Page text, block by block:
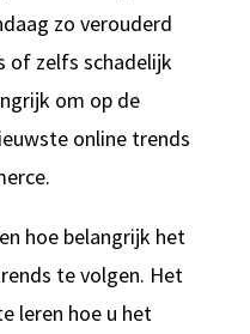
zo verouderd
of zelfs schadelijk
om op de
online trends
hoe belangrijk het
te volgen. Het
leren hoe u het